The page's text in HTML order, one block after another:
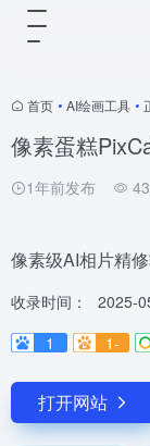
首页 • AI绘画工具 •
像素蛋糕
1年前发布
像素级AI相片精
收录时间：
2025-
1
1-
打开网站